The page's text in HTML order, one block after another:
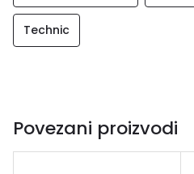
Technic
Povezani proizvodi